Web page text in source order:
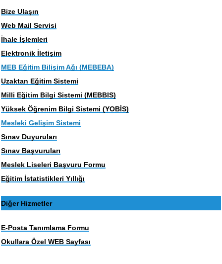
Bize Ulaşın
Web Mail Servisi
İhale İşlemleri
Elektronik İletişim
MEB Eğitim Bilişim Ağı (MEBEBA)
Uzaktan Eğitim Sistemi
Milli Eğitim Bilgi Sistemi (MEBBIS)
Yüksek Öğrenim Bilgi Sistemi (YOBİS)
Mesleki Gelişim Sistemi
Sınav Duyuruları
Sınav Başvuruları
Meslek Liseleri Başvuru Formu
Eğitim İstatistikleri Yıllığı
Diğer Hizmetler
E-Posta Tanımlama Formu
Okullara Özel WEB Sayfası